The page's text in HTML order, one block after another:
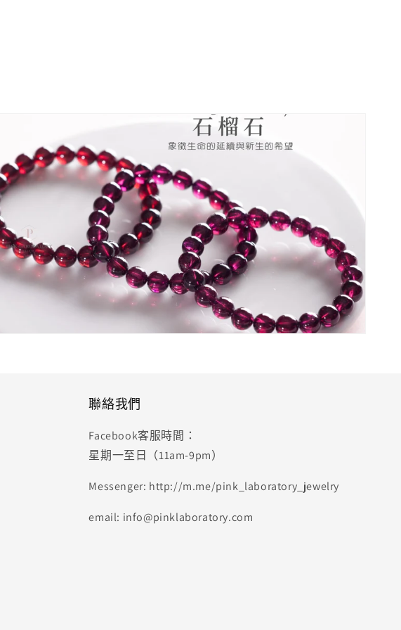
聯絡我們
Facebook客服時間：
星期一至日（11am-9pm）
Messenger: http://m.me/pink_laboratory_jewelry
email: info@pinklaboratory.com